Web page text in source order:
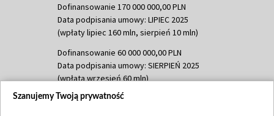
Dofinansowanie 170 000 000,00 PLN
Data podpisania umowy: LIPIEC 2025
(wpłaty lipiec 160 mln, sierpień 10 mln)
Dofinansowanie 60 000 000,00 PLN
Data podpisania umowy: SIERPIEŃ 2025
(wpłata wrzesień 60 mln)
Dofinansowanie 635 783 051,21 PLN
Szanujemy Twoją prywatność